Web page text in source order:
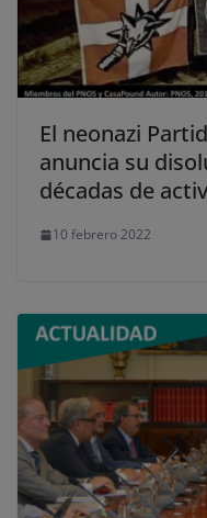
El neonazi
anuncia su
décadas de
10 febrero 2022